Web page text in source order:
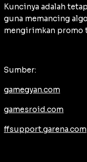
Kuncinya adalah
guna memancing
mengirimkan promo
Sumber:
gamegyan.com
gamesroid.com
ffsupport.garena.com